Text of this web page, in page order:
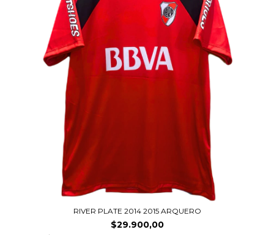
RIVER PLATE 2014 2015 ARQUERO
$29.900,00